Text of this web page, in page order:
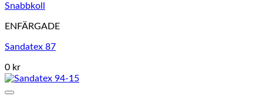
Snabbkoll
ENFÄRGADE
Sandatex 87
0 kr